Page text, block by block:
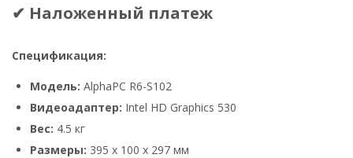
✔ Наложенный платеж
Спецификация:
Модель: AlphaPC R6-S102
Видеоадаптер: Intel HD Graphics 530
Вес: 4.5 кг
Размеры: 395 x 100 x 297 мм